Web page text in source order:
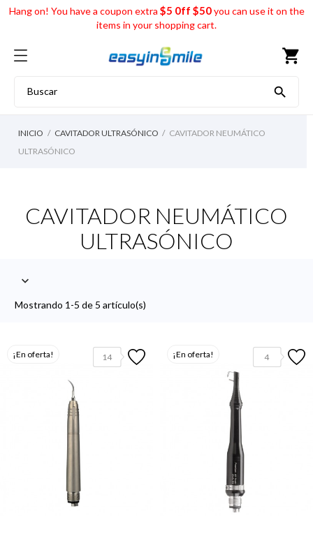
Hang on! You have a coupon extra $5 0ff $50you can use it on the
items in your shopping cart.
shopping_cart

INICIO CAVITADOR ULTRASÓNICO
CAVITADOR NEUMÁTICO
ULTRASÓNICO
CAVITADOR NEUMÁTICO
ULTRASÓNICO

Mostrando 1-5 de 5 artículo(s)
14
¡En oferta! 4
¡En oferta!